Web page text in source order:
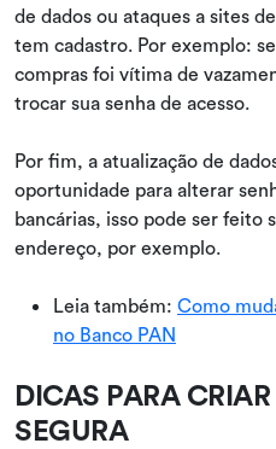
de dados ou ataques a sites
tem cadastro. Por exemplo:
compras foi vítima de
trocar sua senha de acesso.
Por fim, a atualização de
oportunidade para alterar
bancárias, isso pode ser feito
endereço, por exemplo.
Leia também: Como
no Banco PAN
DICAS PARA
SEGURA